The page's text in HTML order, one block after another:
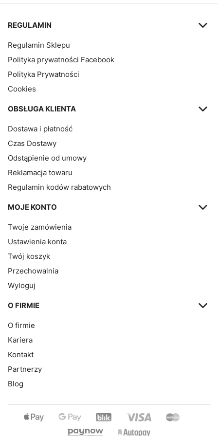
Linki w stopce
REGULAMIN
Regulamin Sklepu
Polityka prywatności Facebook
Polityka Prywatności
Cookies
OBSŁUGA KLIENTA
Dostawa i płatność
Czas Dostawy
Odstąpienie od umowy
Reklamacja towaru
Regulamin kodów rabatowych
MOJE KONTO
Twoje zamówienia
Ustawienia konta
Twój koszyk
Przechowalnia
Wyloguj
O FIRMIE
O firmie
Kariera
Kontakt
Partnerzy
Blog